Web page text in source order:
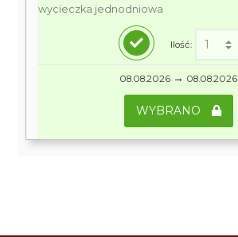
wycieczka jednodniowa
Ilość:
08.08.2026 → 08.08.2026
WYBRANO